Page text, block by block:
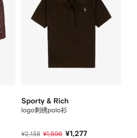
Sporty & Rich
logo刺绣polo衫
¥2,138 ¥1,596 ¥1,277